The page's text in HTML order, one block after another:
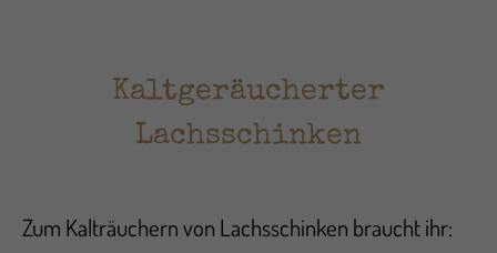
Kaltgeräucherter
Lachsschinken
Zum Kalträuchern von Lachsschinken braucht ihr: